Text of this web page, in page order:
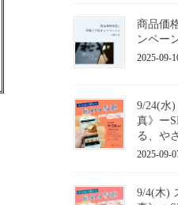
商品価
ンペー
2025-09-
9/24(水
真》ー
る、や
2025-09-
9/4(木)